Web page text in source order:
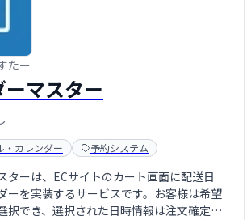
たー
マスター
・カレンダー 予約システム
ターは、ECサイトのカート画面に配送日
ーを実装するサービスです。お客様は希望
択でき、選択された日時情報は注文確定メ